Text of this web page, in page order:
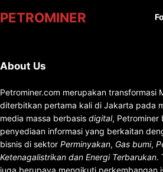
PETROMINER
About Us
Petrominer.com merupakan transformasi
diterbitkan pertama kali di Jakarta pada
media massa berbasis digital, Petrominer
penyediaan informasi yang berkaitan
bisnis di sektor Perminyakan, Gas bumi,
Ketenagalistrikan dan Energi Terbarukan.
juga berupaya mengikuti perkembangan